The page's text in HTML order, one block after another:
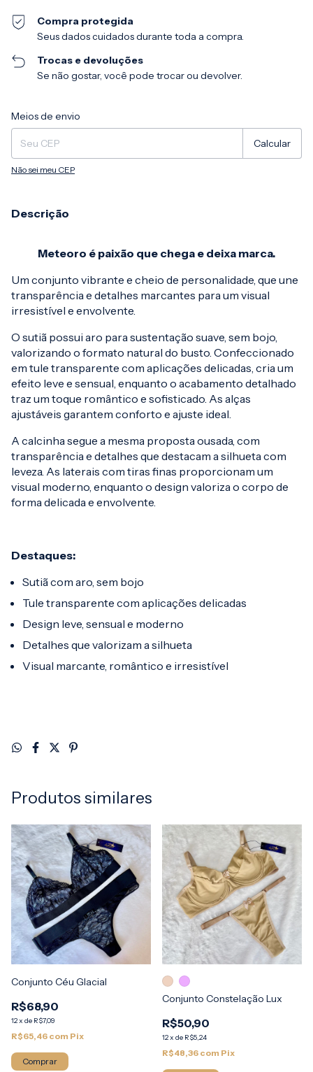
Compra protegida
Seus dados cuidados durante toda a compra.
Trocas e devoluções
Se não gostar, você pode trocar ou devolver.
Entregas para o CEP:
Meios de envio
Calcular
Não sei meu CEP
Descrição
Meteoro é paixão que chega e deixa marca.
Um conjunto vibrante e cheio de personalidade, que une
transparência e detalhes marcantes para um visual
irresistível e envolvente.
O sutiã possui aro para sustentação suave, sem bojo,
valorizando o formato natural do busto. Confeccionado
em tule transparente com aplicações delicadas, cria um
efeito leve e sensual, enquanto o acabamento detalhado
traz um toque romântico e sofisticado. As alças
ajustáveis garantem conforto e ajuste ideal.
A calcinha segue a mesma proposta ousada, com
transparência e detalhes que destacam a silhueta com
leveza. As laterais com tiras finas proporcionam um
visual moderno, enquanto o design valoriza o corpo de
forma delicada e envolvente.
Destaques:
Sutiã com aro, sem bojo
Tule transparente com aplicações delicadas
Design leve, sensual e moderno
Detalhes que valorizam a silhueta
Visual marcante, romântico e irresistível
Produtos similares
Conjunto Céu Glacial
R$68,90
12x de R$7,09
R$65,46 com Pix
Comprar
Conjunto Constelação Lux
R$50,90
12x de R$5,24
R$48,36 com Pix